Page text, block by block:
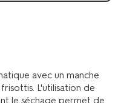
avec un manche
L'utilisation de
le séchage permet de